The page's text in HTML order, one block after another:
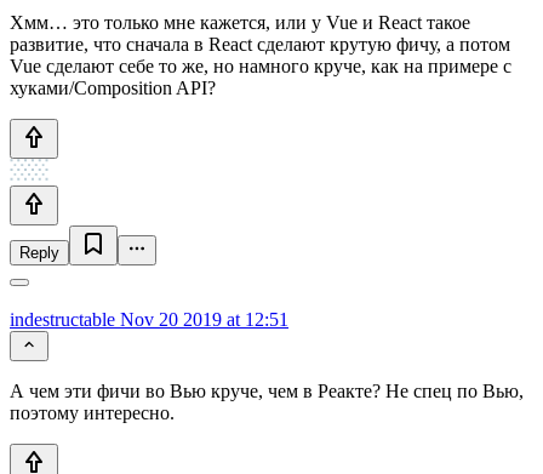
Хмм… это только мне кажется, или у Vue и React такое
развитие, что сначала в React сделают крутую фичу, а потом
Vue сделают себе то же, но намного круче, как на примере с
хуками/Composition API?
Reply
indestructable Nov 20 2019 at 12:51
А чем эти фичи во Вью круче, чем в Реакте? Не спец по Вью,
поэтому интересно.